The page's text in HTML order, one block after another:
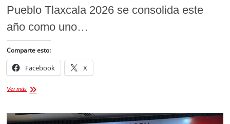
Pueblo Tlaxcala 2026 se consolida este
año como uno…
Comparte esto:
Facebook X
Ver másCartelera
Pueblo